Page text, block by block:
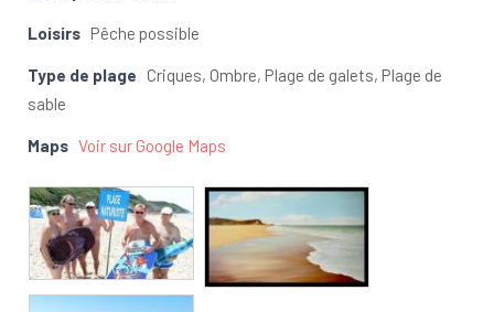
Loisirs Pêche possible
Type de plage
Criques, Ombre, Plage de galets, Plage de
sable
Maps Voir sur Google Maps